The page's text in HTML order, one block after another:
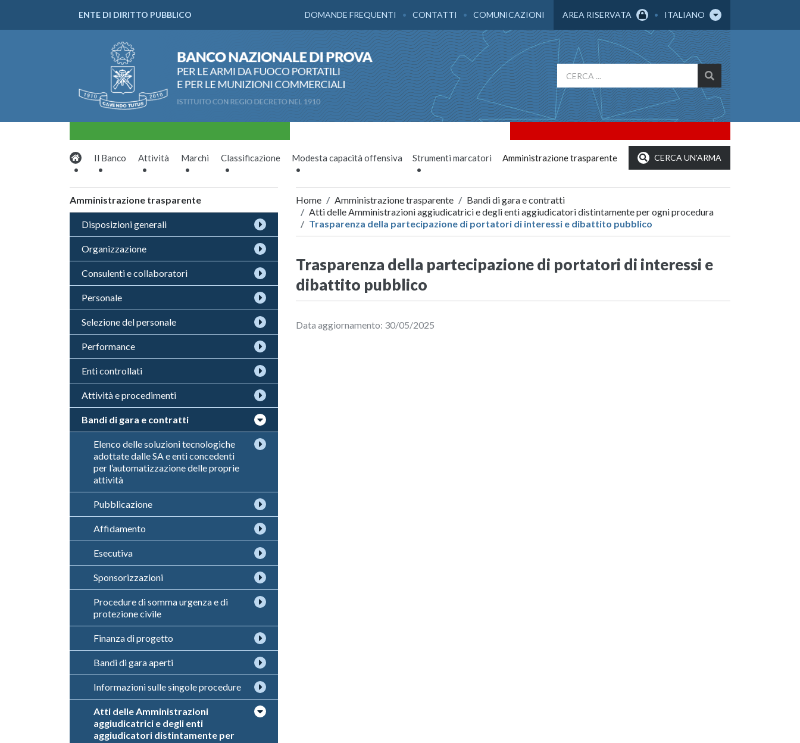
ENTE DI DIRITTO PUBBLICO AREA RISERVATA ITALIANO
DOMANDE FREQUENTI CONTATTI COMUNICAZIONI
Il Banco Attività Marchi Classificazione Modesta capacità offensiva Strumenti marcatori Amministrazione trasparente CERCA UN'ARMA
Amministrazione trasparente
Disposizioni generali
Organizzazione
Consulenti e collaboratori
Personale
Selezione del personale
Performance
Enti controllati
Attività e procedimenti
Bandi di gara e contratti
Elenco delle soluzioni tecnologiche
adottate dalle SA e enti concedenti
per l’automatizzazione delle proprie
attività
Pubblicazione
Affidamento
Esecutiva
Sponsorizzazioni
Procedure di somma urgenza e di
protezione civile
Finanza di progetto
Bandi di gara aperti
Informazioni sulle singole procedure
Atti delle Amministrazioni
aggiudicatrici e degli enti
aggiudicatori distintamente per
Home Amministrazione trasparente
Bandi di gara e contratti
Atti delle Amministrazioni aggiudicatrici e degli enti aggiudicatori distintamente per ogni procedura
Trasparenza della partecipazione di portatori di interessi e dibattito pubblico
Trasparenza della partecipazione di portatori di interessi e
dibattito pubblico
Data aggiornamento: 30/05/2025